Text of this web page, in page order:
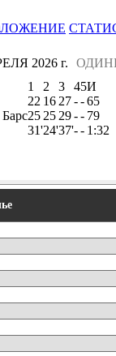
2026 г.
1 2 3 45И
22 16 27--65
25 25 29-- 79
31'24'37'-- 1:32